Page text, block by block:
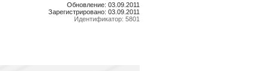
Обновление: 03.09.2011
Зарегистрировано: 03.09.2011
Идентификатор: 5801